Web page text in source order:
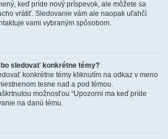
keď príde nový príspevok, ale môžete sa
vrátiť. Sledovanie vám ale naopak uľahčí
vami vybraným spôsobom.
sledovať konkrétne témy?
konkrétne témy kliknutím na odkaz v meno
tesne nad a pod témou.
možnosťou “Upozorni ma keď príde
na danú tému.